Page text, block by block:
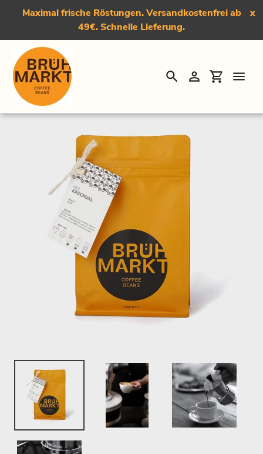
Direkt
Maximal frische Röstungen. Versandkostenfrei ab
49€. Schnelle Lieferung.
x
SuchenEinloggen
Startseite › Der Käschual, Dark Roast Kaffee